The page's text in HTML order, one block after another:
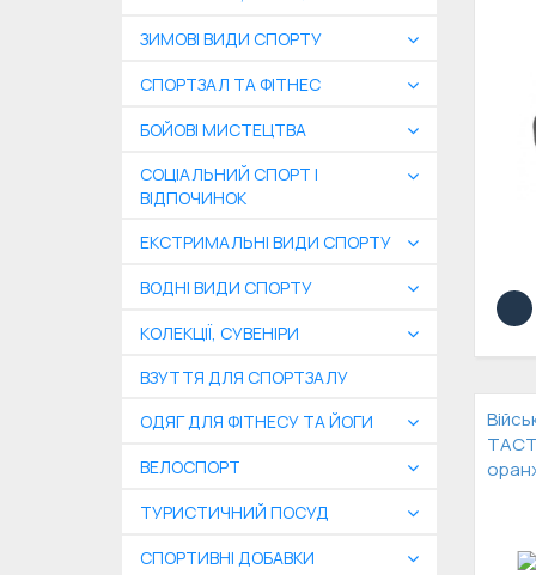
ЗИМОВІ ВИДИ СПОРТУ
СПОРТЗАЛ ТА ФІТНЕС
БОЙОВІ МИСТЕЦТВА
СОЦІАЛЬНИЙ СПОРТ І
ВІДПОЧИНОК
ЕКСТРИМАЛЬНІ ВИДИ СПОРТУ
ВОДНІ ВИДИ СПОРТУ
КОЛЕКЦІЇ, СУВЕНІРИ
ВЗУТТЯ ДЛЯ СПОРТЗАЛУ
ОДЯГ ДЛЯ ФІТНЕСУ ТА ЙОГИ
ВЕЛОСПОРТ
ТУРИСТИЧНИЙ ПОСУД
СПОРТИВНІ ДОБАВКИ